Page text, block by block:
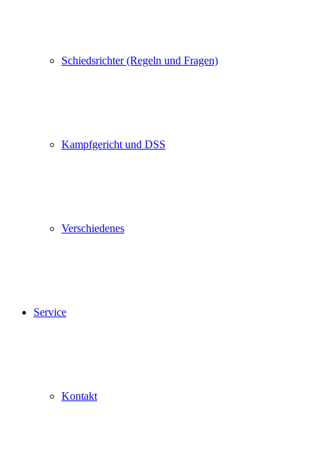
Schiedsrichter (Regeln und Fragen)
Kampfgericht und DSS
Verschiedenes
Service
Kontakt